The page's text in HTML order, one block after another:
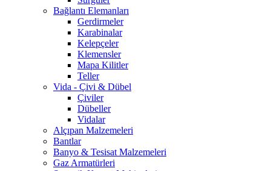
Bağlantı Elemanları
Gerdirmeler
Karabinalar
Kelepçeler
Klemensler
Mapa Kilitler
Teller
Vida - Çivi & Dübel
Çiviler
Dübeller
Vidalar
Alçıpan Malzemeleri
Bantlar
Banyo & Tesisat Malzemeleri
Gaz Armatürleri